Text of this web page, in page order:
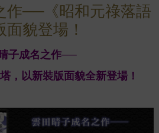
作──《昭和元祿落語
貌登場！
子成名之作──
，以新裝版面貌全新登場！